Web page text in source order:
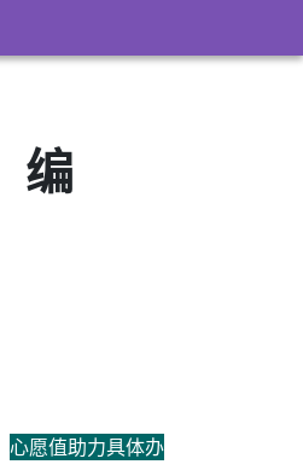
编
心愿值助力具体办